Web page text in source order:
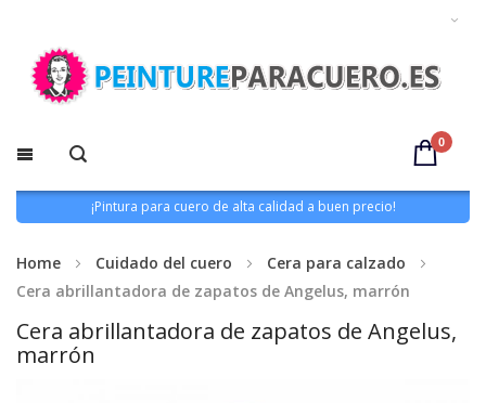
0
¡Pintura para cuero de alta calidad a buen precio!
Home Cuidado del cuero
Cera para calzado
Cera abrillantadora de zapatos de Angelus, marrón
Cera abrillantadora de zapatos de Angelus,
marrón